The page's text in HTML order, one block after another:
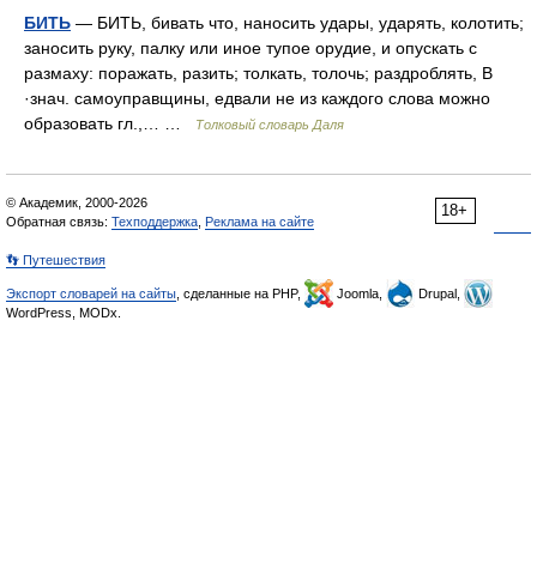
БИТЬ — БИТЬ, бивать что, наносить удары, ударять, колотить;
заносить руку, палку или иное тупое орудие, и опускать с
размаху: поражать, разить; толкать, толочь; раздроблять, В
·знач. самоуправщины, едвали не из каждого слова можно
образовать гл.,… …
Толковый словарь Даля
18+
© Академик, 2000-2026
Обратная связь: Техподдержка Реклама на сайте
👣 Путешествия
Экспорт словарей на сайты , сделанные на PHP, Joomla,
Drupal,
WordPress, MODx.